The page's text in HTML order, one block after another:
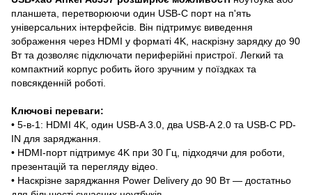
планшета, перетворюючи один USB-C порт на п'ять
універсальних інтерфейсів. Він підтримує виведення
зображення через HDMI у форматі 4K, наскрізну зарядку до 90
Вт та дозволяє підключати периферійні пристрої. Легкий та
компактний корпус робить його зручним у поїздках та
повсякденній роботі.
Ключові переваги:
• 5-в-1: HDMI 4K, один USB-A 3.0, два USB-A 2.0 та USB-C PD-
IN для заряджання.
• HDMI-порт підтримує 4K при 30 Гц, підходячи для роботи,
презентацій та перегляду відео.
• Наскрізне заряджання Power Delivery до 90 Вт — достатньо